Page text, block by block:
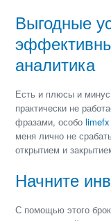
Выгодные
аналитика
Есть и плюсы и
практически не
фразами, особо
меня лично не
открытием и
Начните
С помощью этого